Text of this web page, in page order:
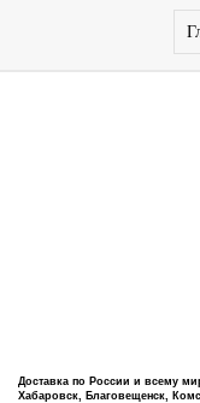
Доставка по России и всему
Хабаровск, Благовещенск,